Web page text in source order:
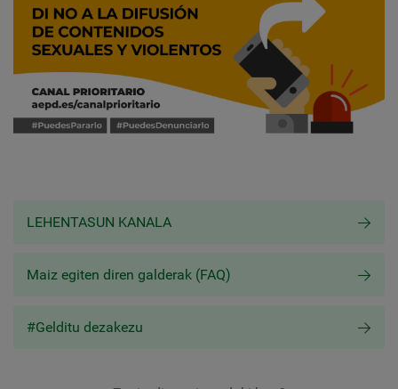
LEHENTASUN KANALA
Maiz egiten diren galderak (FAQ)
#Gelditu dezakezu